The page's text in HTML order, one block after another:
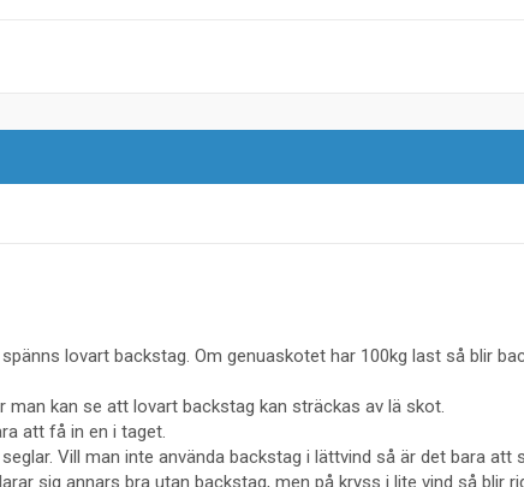
lovart backstag. Om genuaskotet har 100kg last så blir
man kan se att lovart backstag kan sträckas av lä skot.
att få in en i taget.
Vill man inte använda backstag i lättvind så är det bara att
sig annars bra utan backstag, men på kryss i lite vind så blir